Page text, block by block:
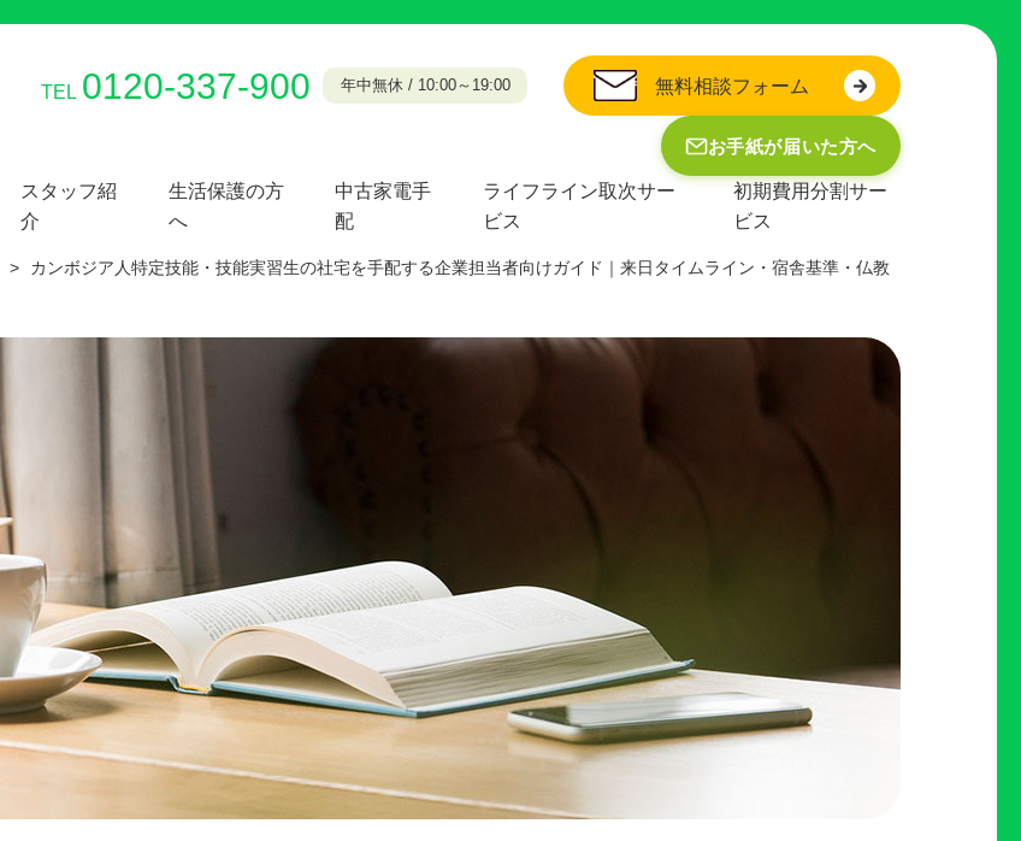
TEL 0120-337-900 年中無休 / 10:00～19:00 無料相談フォーム
お手紙が届いた方へ
スタッフ紹
介
生活保護の方
へ
中古家電手
配
ライフライン取次サー
ビス
初期費用分割サー
ビス
>
カンボジア人特定技能・技能実習生の社宅を手配する企業担当者向けガイド｜来日タイムライン・宿舎基準・仏教